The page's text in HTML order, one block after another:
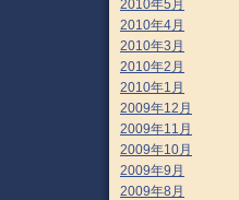
2010年5月
2010年4月
2010年3月
2010年2月
2010年1月
2009年12月
2009年11月
2009年10月
2009年9月
2009年8月